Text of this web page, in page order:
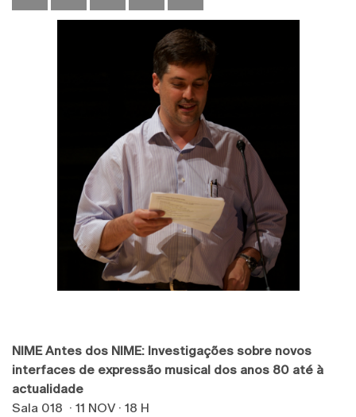
NIME Antes dos NIME: Investigações sobre novos
interfaces de expressão musical dos anos 80 até à
actualidade
Sala 018 · 11 NOV · 18 H